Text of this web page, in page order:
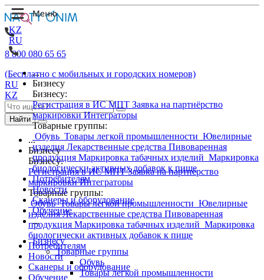
KZ
RU
...
Бизнесу
Бизнесу:
Регистрация в ИС МПТ Заявка на партнёрство
маркировкиИнтеграторы
Товарные группы:
Обувь Товары легкой промышленности Ювелирные
изделия Лекарственные средства Пивоваренная
продукция Маркировка табачных изделий Маркировка
биологически активных добавок к пище
Потребителям
Новости
Сканеры и оборудование
Обучение
...
Бизнесу
Товарные группы
Обувь
Товары легкой промышленности
8 800 080 65 65
(Бесплатно с мобильных и городских номеров)
RU
KZ
Найти
...
Бизнесу
Бизнесу:
Регистрация в ИС МПТЗаявка на партнёрство
маркировкиИнтеграторы
Товарные группы:
ОбувьТовары легкой промышленности Ювелирные
изделияЛекарственные средства Пивоваренная
продукция Маркировка табачных изделий Маркировка
биологически активных добавок к пище
Потребителям
Новости
Сканеры и оборудование
Обучение